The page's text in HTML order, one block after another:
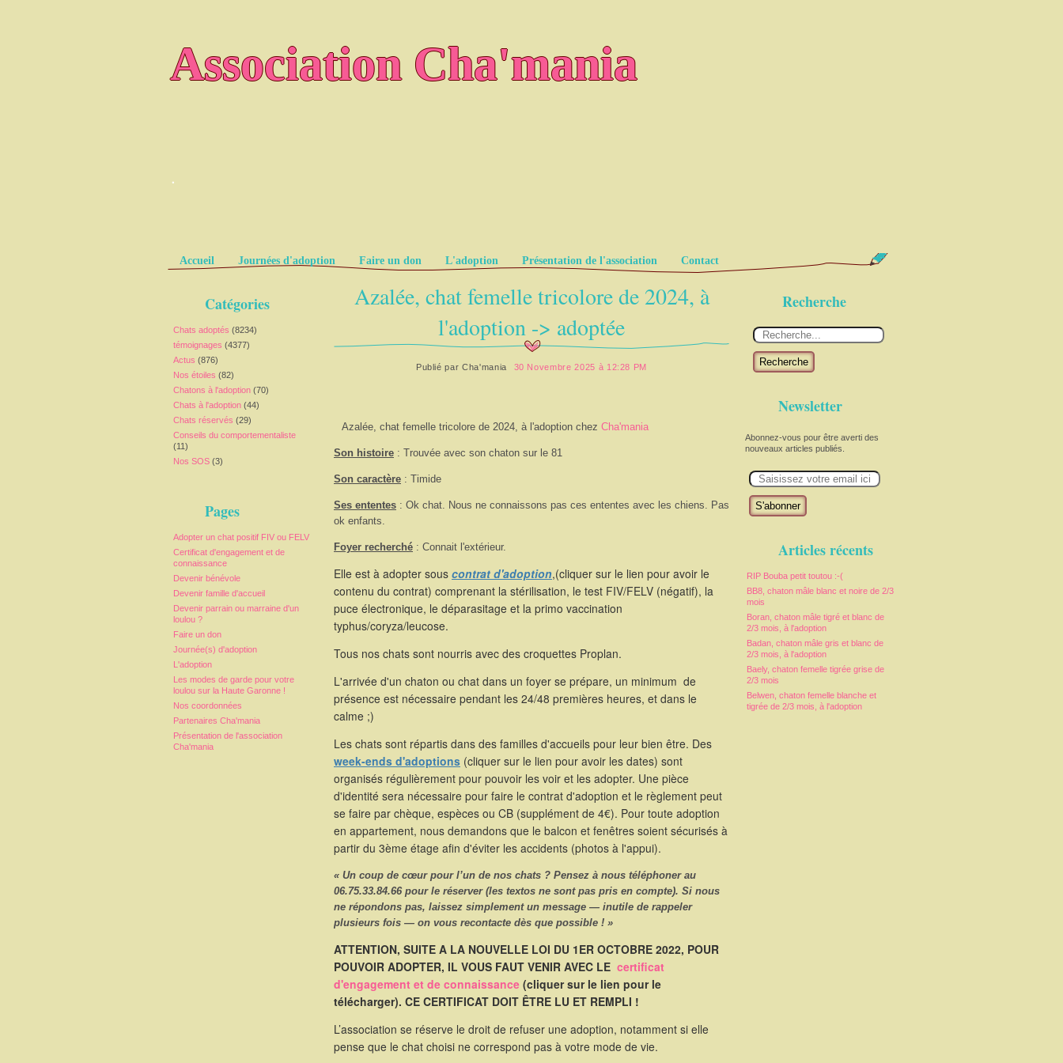
Association Cha'mania
.
Pages
Accueil Journées d'adoption Faire un don L'adoption Présentation de l'association Contact
Catégories
Chats adoptés (8234)
témoignages (4377)
Actus (876)
Nos étoiles (82)
Chatons à l'adoption (70)
Chats à l'adoption (44)
Chats réservés (29)
Conseils du comportementaliste
(11)
Nos SOS (3)
Pages
Adopter un chat positif FIV ou FELV
Certificat d'engagement et de
connaissance
Devenir bénévole
Devenir famille d'accueil
Devenir parrain ou marraine d'un
loulou ?
Faire un don
Journée(s) d'adoption
L'adoption
Les modes de garde pour votre
loulou sur la Haute Garonne !
Nos coordonnées
Partenaires Cha'mania
Présentation de l'association
Cha'mania
Recherche
Recherche
Newsletter
Abonnez-vous pour être averti des
nouveaux articles publiés.
m
Articles récents
RIP Bouba petit toutou :-(
BB8, chaton mâle blanc et noire de 2/3
mois
Boran, chaton mâle tigré et blanc de
2/3 mois, à l'adoption
Badan, chaton mâle gris et blanc de
2/3 mois, à l'adoption
Baely, chaton femelle tigrée grise de
2/3 mois
Belwen, chaton femelle blanche et
tigrée de 2/3 mois, à l'adoption
Azalée, chat femelle tricolore de 2024, à
l'adoption -> adoptée
Publié parCha'mania 30 Novembre 2025 à 12:28 PM
Azalée, chat femelle tricolore de 2024, à l'adoption chez Cha'mania
Son histoire : Trouvée avec son chaton sur le 81
Son caractère : Timide
Ses ententes : Ok chat. Nous ne connaissons pas ces ententes avec les chiens. Pas
ok enfants.
Foyer recherché : Connait l'extérieur.
Elle est à adopter sous contrat d'adoption,(cliquer sur le lien pour avoir le
contenu du contrat) comprenant la stérilisation, le test FIV/FELV (négatif), la
puce électronique, le déparasitage et la primo vaccination
typhus/coryza/leucose.
Tous nos chats sont nourris avec des croquettes Proplan.
L'arrivée d'un chaton ou chat dans un foyer se prépare, un minimum de
présence est nécessaire pendant les 24/48 premières heures, et dans le
calme ;)
Les chats sont répartis dans des familles d'accueils pour leur bien être. Des
week-ends d'adoptions (cliquer sur le lien pour avoir les dates) sont
organisés régulièrement pour pouvoir les voir et les adopter. Une pièce
d'identité sera nécessaire pour faire le contrat d'adoption et le règlement peut
se faire par chèque, espèces ou CB (supplément de 4€). Pour toute adoption
en appartement, nous demandons que le balcon et fenêtres soient sécurisés à
partir du 3ème étage afin d'éviter les accidents (photos à l'appui).
« Un coup de cœur pour l’un de nos chats ? Pensez à nous téléphonerau
06.75.33.84.66 pour le réserver (les textos ne sont pas pris en compte). Si nous
ne répondons pas, laissez simplement un message — inutile de rappeler
plusieurs fois — on vous recontacte dès que possible ! »
ATTENTION, SUITE A LA NOUVELLE LOI DU 1ER OCTOBRE 2022, POUR
POUVOIR ADOPTER, IL VOUS FAUT VENIR AVEC LE certificat
d'engagement et de connaissance (cliquer sur le lien pour le
télécharger). CE CERTIFICAT DOIT ÊTRE LU ET REMPLI !
L’association se réserve le droit de refuser une adoption, notamment si elle
pense que le chat choisi ne correspond pas à votre mode de vie.